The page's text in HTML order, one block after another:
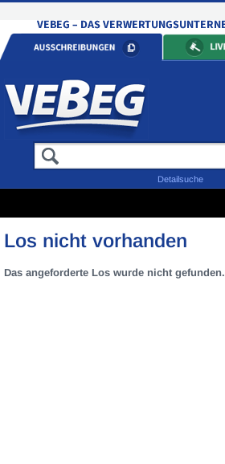
Detailsuche
Los nicht vorhanden
Das angeforderte Los wurde nicht gefunden.